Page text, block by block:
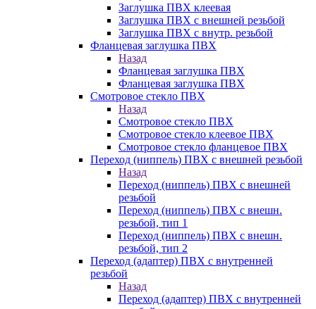
Заглушка ПВХ клеевая
Заглушка ПВХ с внешней резьбой
Заглушка ПВХ с внутр. резьбой
Фланцевая заглушка ПВХ
Назад
Фланцевая заглушка ПВХ
Фланцевая заглушка ПВХ
Смотровое стекло ПВХ
Назад
Смотровое стекло ПВХ
Смотровое стекло клеевое ПВХ
Смотровое стекло фланцевое ПВХ
Переход (ниппель) ПВХ с внешней резьбой
Назад
Переход (ниппель) ПВХ с внешней
резьбой
Переход (ниппель) ПВХ с внешн.
резьбой, тип 1
Переход (ниппель) ПВХ с внешн.
резьбой, тип 2
Переход (адаптер) ПВХ с внутренней
резьбой
Назад
Переход (адаптер) ПВХ с внутренней